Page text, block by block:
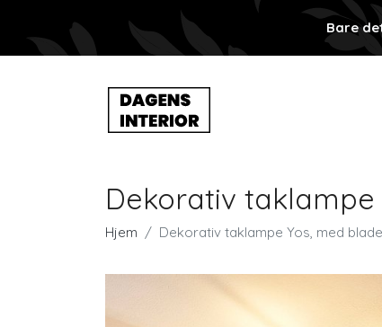
Bare
Dekorativ
Hjem Dekorativ taklampe Yos, med